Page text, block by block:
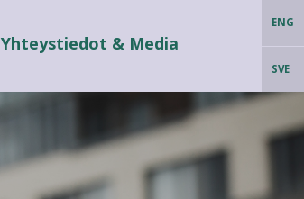
ENG
SVE
Yhteystiedot & Media